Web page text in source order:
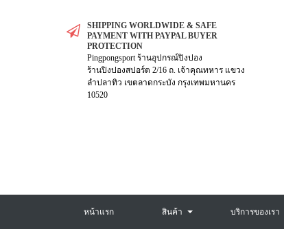
SHIPPING WORLDWIDE & SAFE
PAYMENT WITH PAYPAL BUYER
PROTECTION
Pingpongsport ร้านอุปกรณ์ปิงปอง
ร้านปิงปองสปอร์ต 2/16 ถ. เจ้าคุณทหาร แขวง
ลำปลาทิว เขตลาดกระบัง กรุงเทพมหานคร
10520
หน้าแรก สินค้า บริการของเรา